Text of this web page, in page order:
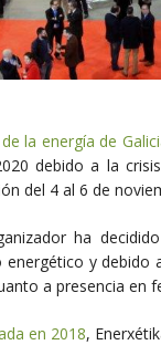
la energía de
debido a la
del 4 al 6 de
ha
y debido
a presencia en
en 2018,